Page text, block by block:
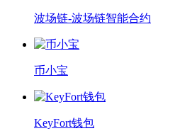
波场链-波场链智能合约
币小宝
KeyFort钱包